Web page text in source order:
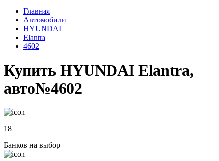
Главная
Автомобили
HYUNDAI
Elantra
4602
Купить HYUNDAI Elantra,
авто№4602
18
Банков на выбор